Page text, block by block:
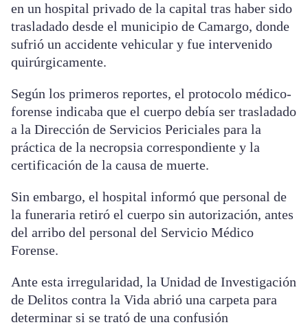
en un hospital privado de la capital tras haber sido
trasladado desde el municipio de Camargo, donde
sufrió un accidente vehicular y fue intervenido
quirúrgicamente.
Según los primeros reportes, el protocolo médico-
forense indicaba que el cuerpo debía ser trasladado
a la Dirección de Servicios Periciales para la
práctica de la necropsia correspondiente y la
certificación de la causa de muerte.
Sin embargo, el hospital informó que personal de
la funeraria retiró el cuerpo sin autorización, antes
del arribo del personal del Servicio Médico
Forense.
Ante esta irregularidad, la Unidad de Investigación
de Delitos contra la Vida abrió una carpeta para
determinar si se trató de una confusión